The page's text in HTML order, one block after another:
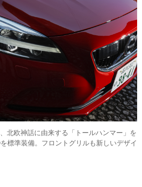
北欧神話に由来する「トールハンマー」を
標準装備。フロントグリルも新しいデザイ